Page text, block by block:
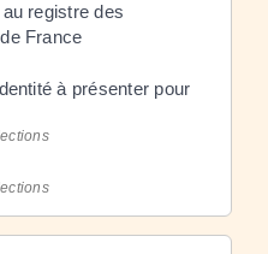
registre des
France
à présenter pour